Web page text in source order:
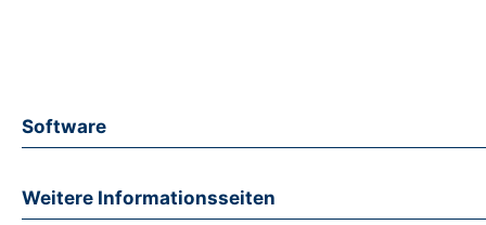
Software
Weitere Informationsseiten